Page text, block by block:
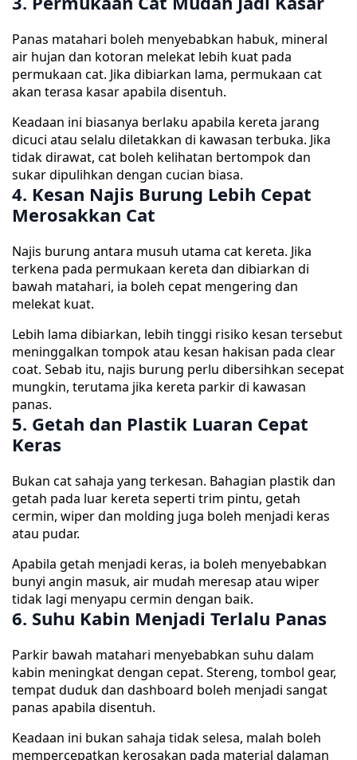
Panas matahari boleh menyebabkan habuk, mineral
air hujan dan kotoran melekat lebih kuat pada
permukaan cat. Jika dibiarkan lama, permukaan cat
akan terasa kasar apabila disentuh.
Keadaan ini biasanya berlaku apabila kereta jarang
dicuci atau selalu diletakkan di kawasan terbuka. Jika
tidak dirawat, cat boleh kelihatan bertompok dan
sukar dipulihkan dengan cucian biasa.
4. Kesan Najis Burung Lebih Cepat
Merosakkan Cat
Najis burung antara musuh utama cat kereta. Jika
terkena pada permukaan kereta dan dibiarkan di
bawah matahari, ia boleh cepat mengering dan
melekat kuat.
Lebih lama dibiarkan, lebih tinggi risiko kesan tersebut
meninggalkan tompok atau kesan hakisan pada clear
coat. Sebab itu, najis burung perlu dibersihkan secepat
mungkin, terutama jika kereta parkir di kawasan
panas.
5. Getah dan Plastik Luaran Cepat
Keras
Bukan cat sahaja yang terkesan. Bahagian plastik dan
getah pada luar kereta seperti trim pintu, getah
cermin, wiper dan molding juga boleh menjadi keras
atau pudar.
Apabila getah menjadi keras, ia boleh menyebabkan
bunyi angin masuk, air mudah meresap atau wiper
tidak lagi menyapu cermin dengan baik.
6. Suhu Kabin Menjadi Terlalu Panas
Parkir bawah matahari menyebabkan suhu dalam
kabin meningkat dengan cepat. Stereng, tombol gear,
tempat duduk dan dashboard boleh menjadi sangat
panas apabila disentuh.
Keadaan ini bukan sahaja tidak selesa, malah boleh
mempercepatkan kerosakan pada material dalaman